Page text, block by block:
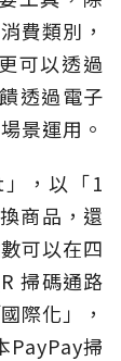
費類別，
可以透過
透過電子
景運用。
，以「1
商品，還
可以在四
掃碼通路
際化」，
PayPay掃